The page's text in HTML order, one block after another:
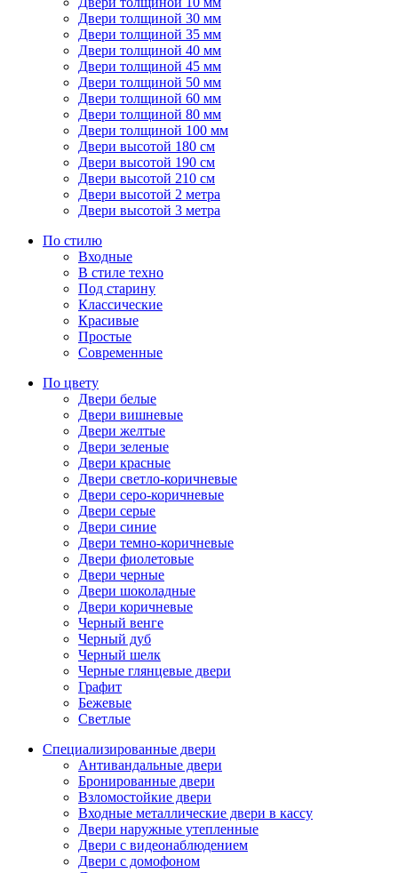
Двери толщиной 30 мм
Двери толщиной 35 мм
Двери толщиной 40 мм
Двери толщиной 45 мм
Двери толщиной 50 мм
Двери толщиной 60 мм
Двери толщиной 80 мм
Двери толщиной 100 мм
Двери высотой 180 см
Двери высотой 190 см
Двери высотой 210 см
Двери высотой 2 метра
Двери высотой 3 метра
По стилю
Входные
В стиле техно
Под старину
Классические
Красивые
Простые
Современные
По цвету
Двери белые
Двери вишневые
Двери желтые
Двери зеленые
Двери красные
Двери светло-коричневые
Двери серо-коричневые
Двери серые
Двери синие
Двери темно-коричневые
Двери фиолетовые
Двери черные
Двери шоколадные
Двери коричневые
Черный венге
Черный дуб
Черный шелк
Черные глянцевые двери
Графит
Бежевые
Светлые
Специализированные двери
Антивандальные двери
Бронированные двери
Взломостойкие двери
Входные металлические двери в кассу
Двери наружные утепленные
Двери с видеонаблюдением
Двери с домофоном